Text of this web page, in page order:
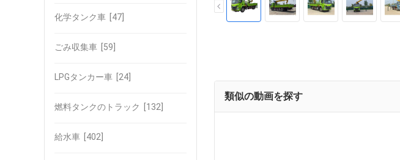
化学タンク車 [47]
ごみ収集車 [59]
LPGタンカー車 [24]
燃料タンクのトラック [132]
給水車 [402]
類似の動画を探す